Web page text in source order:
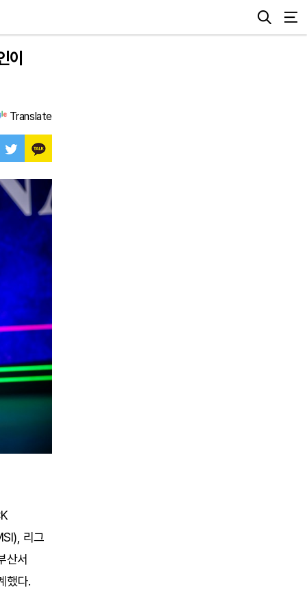
이
Translate
리그
산서
했다.